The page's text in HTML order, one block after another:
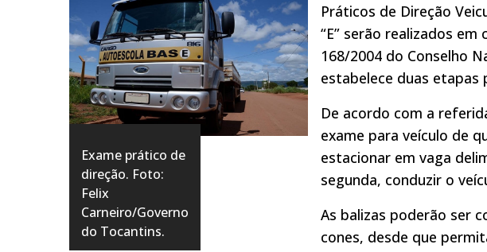
Exame prático de
direção. Foto:
Felix
Carneiro/Governo
do Tocantins.
Práticos de Direção
“E” serão realizados
168/2004 do Conselho
estabelece duas etapas
De acordo com a
exame para veículo de
estacionar em vaga
segunda, conduzir o
As balizas poderão ser
cones, desde que